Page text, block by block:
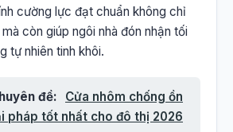
cường lực đạt chuẩn không chỉ
còn giúp ngôi nhà đón nhận tối
tự nhiên tinh khôi.
đề:
Cửa nhôm chống ồn
pháp tốt nhất cho đô thị 2026